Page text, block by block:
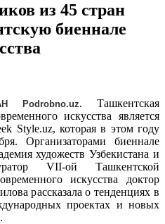
из 45 стран
биеннале
Podrobno.uz. Ташкентская
искусства является
Style.uz, которая в этом году
Организаторами биеннале
художеств Узбекистана и
VII-ой Ташкентской
искусства доктор
рассказала о тенденциях в
проектах и новых